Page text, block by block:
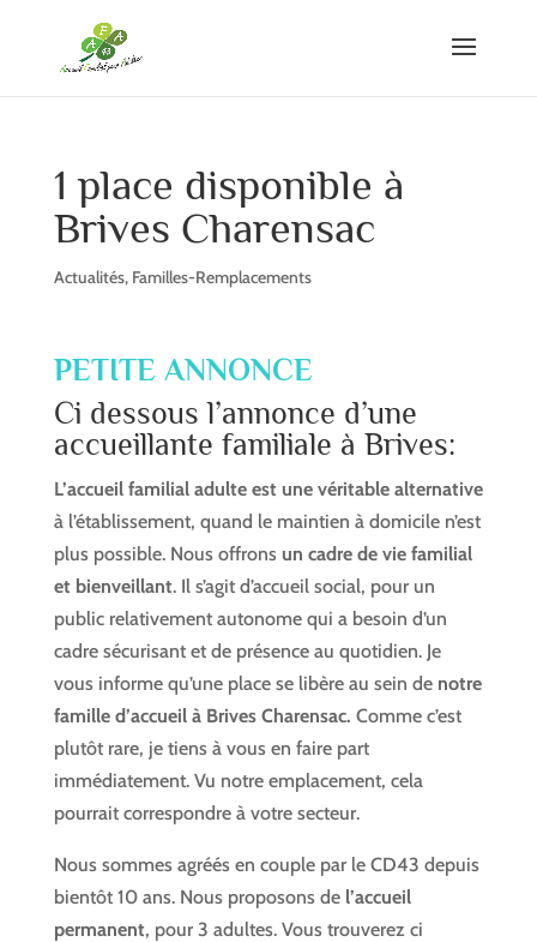
1 place disponible à
Brives Charensac
Actualités, Familles-Remplacements
PETITE ANNONCE
Ci dessous l’annonce d’une
accueillante familiale à Brives:
L’accueil familial adulte est une véritable alternative
à l’établissement, quand le maintien à domicile n’est
plus possible. Nous offrons un cadre de vie familial
et bienveillant. Il s’agit d’accueil social, pour un
public relativement autonome qui a besoin d’un
cadre sécurisant et de présence au quotidien. Je
vous informe qu’une place se libère au sein denotre
famille d’accueil à Brives Charensac. Comme c’est
plutôt rare, je tiens à vous en faire part
immédiatement. Vu notre emplacement, cela
pourrait correspondre à votre secteur.
Nous sommes agréés en couple par le CD43 depuis
bientôt 10 ans. Nous proposons de l’accueil
permanent, pour 3 adultes. Vous trouverez ci